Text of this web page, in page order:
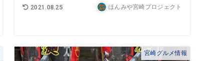
2021.08.25 ほんみや宮崎プロジェクト
宮崎グルメ情報